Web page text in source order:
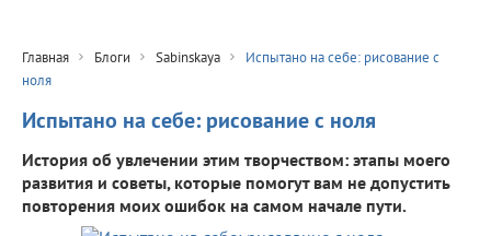
Главная Блоги Sabinskaya
Испытано на себе: рисование с
ноля
Испытано на себе: рисование с ноля
История об увлечении этим творчеством: этапы моего
развития и советы, которые помогут вам не допустить
повторения моих ошибок на самом начале пути.